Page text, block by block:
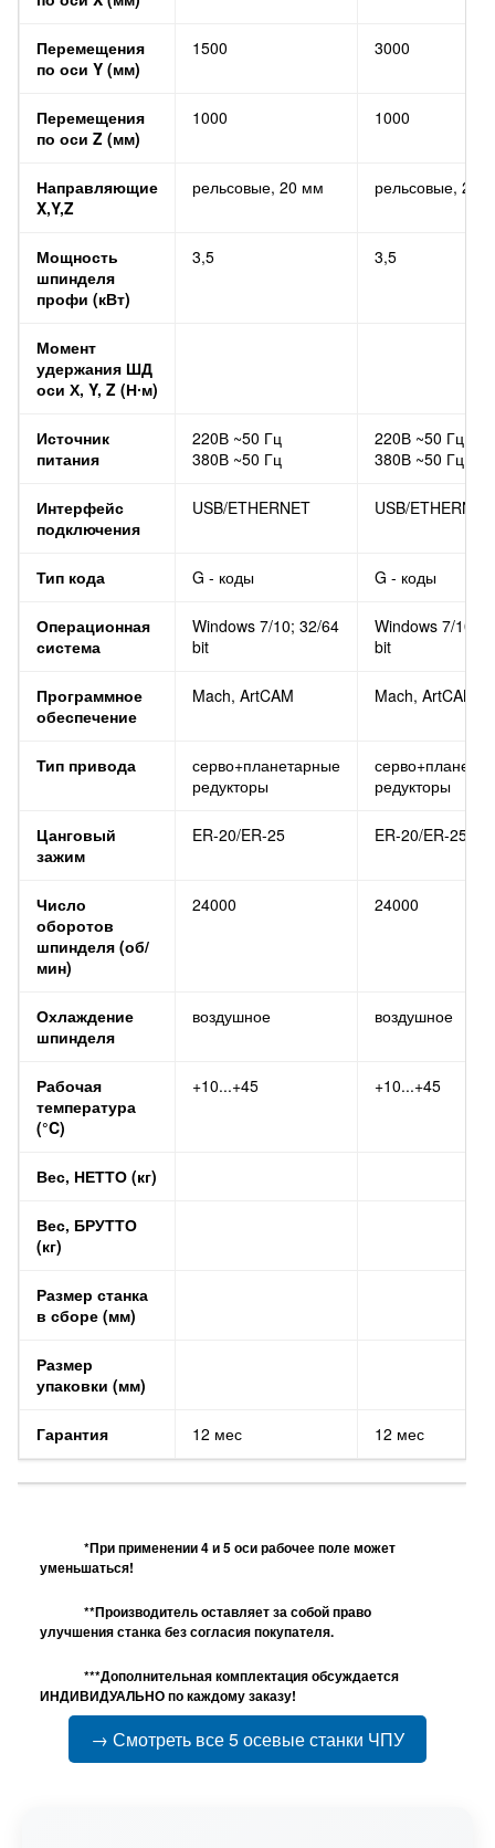
Перемещения
по оси Y (мм)
1500 3000
Перемещения
по оси Z (мм)
1000 1000
Направляющие
X,Y,Z
рельсовые, 20 мм рельсовые, 20
Мощность
шпинделя
профи (кВт)
3,5 3,5
Момент
удержания ШД
оси Х, Y, Z (Н∙м)
Источник
питания
220В ~50 Гц
380В ~50 Гц
220В ~50 Гц
380В ~50 Гц
Интерфейс
подключения
USB/ETHERNET USB/ETHERNET
Тип кода G - коды G - коды
Операционная
система
Windows 7/10; 32/64
bit
Windows 7/10;
bit
Программное
обеспечение
Mach, ArtCAM Mach, ArtCAM
Тип привода
серво+планетарные
редукторы
редукторы
Цанговый
зажим
ER-20/ER-25 ER-20/ER-25
Число
оборотов
шпинделя (об/
мин)
24000 24000
Охлаждение
шпинделя
воздушное воздушное
Рабочая
температура
(°C)
+10...+45 +10...+45
Вес, НЕТТО (кг)
Вес, БРУТТО
(кг)
Размер станка
в сборе (мм)
Размер
упаковки (мм)
Гарантия 12 мес 12 мес
*При применении 4 и 5 оси рабочее поле может
уменьшаться!
**Производитель оставляет за собой право
улучшения станка без согласия покупателя.
***Дополнительная комплектация обсуждается
ИНДИВИДУАЛЬНО по каждому заказу!
→ Смотреть все 5 осевые станки ЧПУ